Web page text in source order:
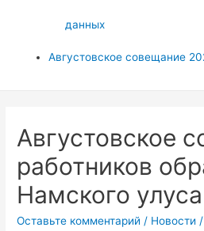
данных
Августовское совещание
Августовское
работников
Намского улуса
Оставьте комментарий / Новости